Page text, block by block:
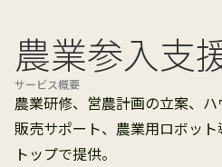
農業参入支
サービス概要
農業研修、営農計画の立案、ハ
販売サポート、農業用ロボッ
トップで提供。